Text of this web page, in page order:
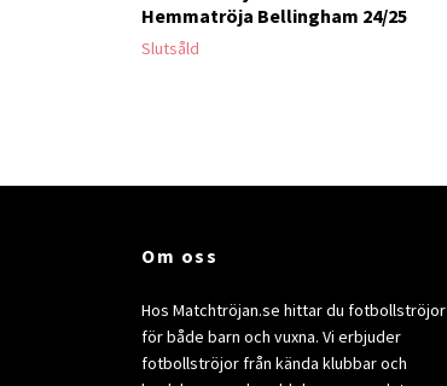
Hemmatröja Bellingham 24/25
Slutsåld
Om oss
Hos Matchtröjan.se hittar du fotbollströjor
för både barn och vuxna. Vi erbjuder
fotbollströjor från kända klubbar och